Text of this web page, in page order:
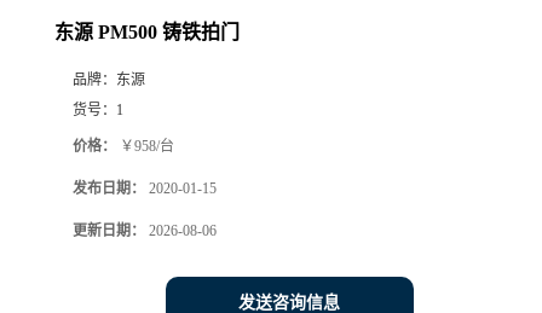
东源 PM500 铸铁拍门
品牌： 东源
货号： 1
价格： ￥958/台
发布日期： 2020-01-15
更新日期： 2026-08-06
发送咨询信息